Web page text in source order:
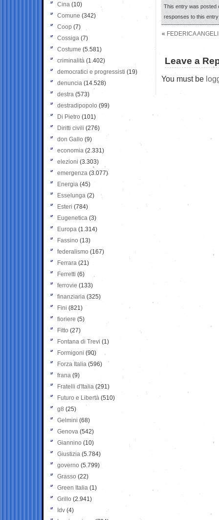
This entry was posted
responses to this
« FEDERICA
Leave a
You must be
Cina (10)
Comune (342)
Coop (7)
Cossiga (7)
Costume (5.581)
criminalità (1.402)
democratici e progressisti (19)
denuncia (14.528)
destra (573)
destradipopolo (99)
Di Pietro (101)
Diritti civili (276)
don Gallo (9)
economia (2.331)
elezioni (3.303)
emergenza (3.077)
Energia (45)
Esselunga (2)
Esteri (784)
Eugenetica (3)
Europa (1.314)
Fassino (13)
federalismo (167)
Ferrara (21)
Ferretti (6)
ferrovie (133)
finanziaria (325)
Fini (821)
fioriere (5)
Fitto (27)
Fontana di Trevi (1)
Formigoni (90)
Forza Italia (596)
frana (9)
Fratelli d'Italia (291)
Futuro e Libertà (510)
g8 (25)
Gelmini (68)
Genova (542)
Giannino (10)
Giustizia (5.784)
governo (5.799)
Grasso (22)
Green Italia (1)
Grillo (2.941)
Idv (4)